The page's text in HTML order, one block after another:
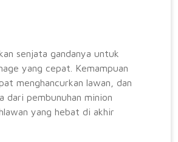
senjata gandanya untuk
yang cepat. Kemampuan
menghancurkan lawan, dan
dari pembunuhan minion
yang hebat di akhir